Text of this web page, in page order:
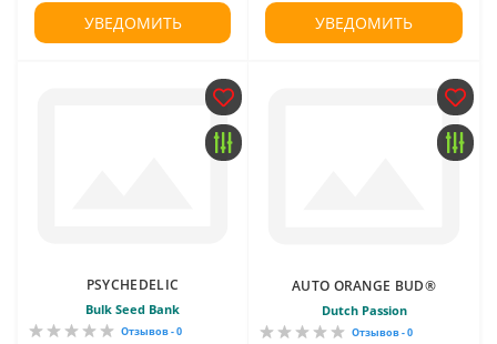
УВЕДОМИТЬ УВЕДОМИТЬ
PSYCHEDELIC
Bulk Seed Bank
Отзывов - 0
AUTO ORANGE BUD®
Dutch Passion
Отзывов - 0